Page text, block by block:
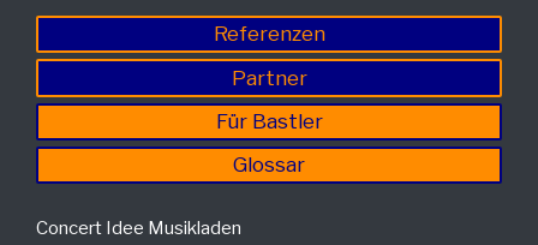
Referenzen
Partner
Für Bastler
Glossar
Concert Idee Musikladen